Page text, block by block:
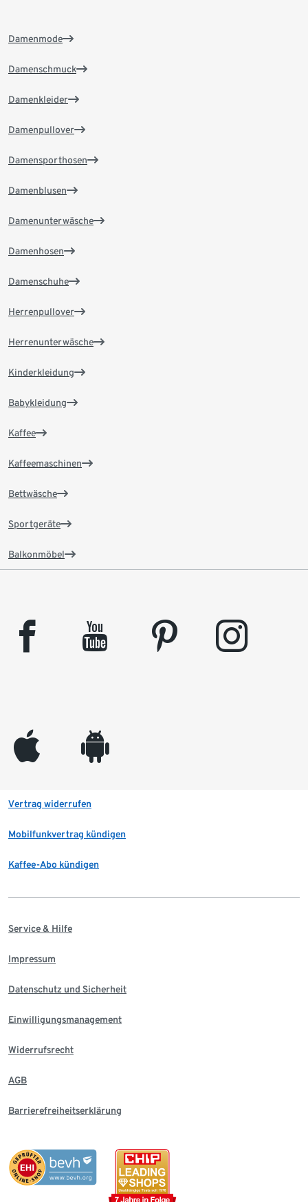
Damenmode
Damenschmuck
Damenkleider
Damenpullover
Damensporthosen
Damenblusen
Damenunterwäsche
Damenhosen
Damenschuhe
Herrenpullover
Herrenunterwäsche
Kinderkleidung
Babykleidung
Kaffee
Kaffeemaschinen
Bettwäsche
Sportgeräte
Balkonmöbel
facebook youtube pinterest instagram
appleinc android
Vertrag widerrufen
Mobilfunkvertrag kündigen
Kaffee-Abo kündigen
Service & Hilfe
Impressum
Datenschutz und Sicherheit
Einwilligungsmanagement
Widerrufsrecht
AGB
Barrierefreiheitserklärung